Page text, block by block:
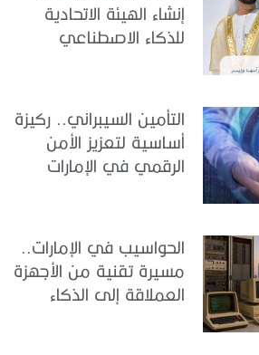
إنشاء الهيئة الاتحادية
للذكاء الاصطناعي
التأمين السيبراني.. ركيزة
أساسية لتعزيز الأمن
الرقمي في الإمارات
الحواسيب في الإمارات..
مسيرة تقنية من الأجهزة
العملاقة إلى الذكاء